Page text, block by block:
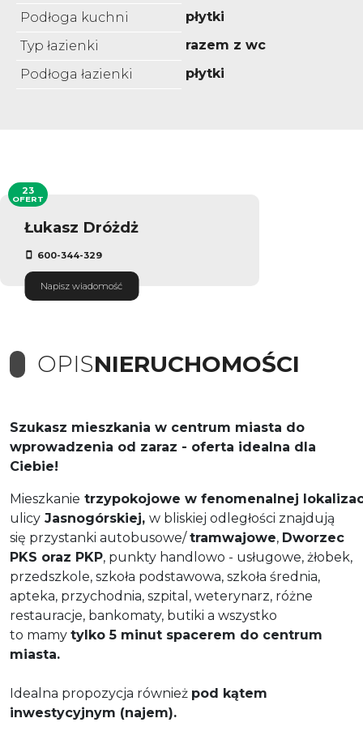
Podłoga kuchni
płytki
Typ łazienki
razem z wc
Podłoga łazienki
płytki
Łukasz Dróżdż
600-344-329
Napisz wiadomość
23
OFERT
OPISNIERUCHOMOŚCI
Szukasz mieszkania w centrum miasta do
wprowadzenia od zaraz - oferta idealna dla
Ciebie!
Mieszkanie trzypokojowe w fenomenalnej
ulicy Jasnogórskiej, w bliskiej odległości znajdują
się przystanki autobusowe/tramwajowe, Dworzec
PKS oraz PKP, punkty handlowo - usługowe, żłobek,
przedszkole, szkoła podstawowa, szkoła średnia,
apteka, przychodnia, szpital, weterynarz, różne
restauracje, bankomaty, butiki a wszystko
to mamy tylko 5 minut spacerem do centrum
miasta.
Idealna propozycja również pod kątem
inwestycyjnym (najem).